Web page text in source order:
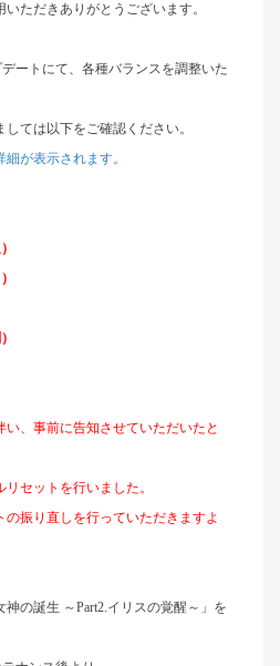
ただきありがとうございます。
ートにて、各種バランスを調整いた
ては以下をご確認ください。
が表示されます。
、事前に告知させていただいたと
セットを行いました。
振り直しを行っていただきますよ
の誕生 ～Part2.イリスの覚醒～」を